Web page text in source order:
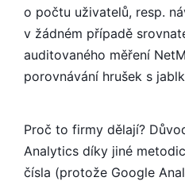
o počtu uživatelů, resp.
v žádném případě
auditovaného měření
porovnávání hrušek s
Proč to firmy dělají?
Analytics díky jiné
čísla (protože Google